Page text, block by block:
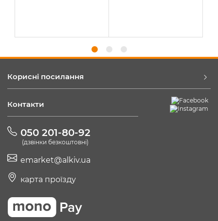
Корисні посилання
Контакти
050 201-80-92
(дзвінки безкоштовні)
emarket@alkiv.ua
карта проїзду